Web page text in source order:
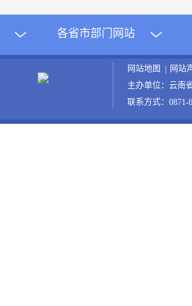
各省市部门网站
网站地图 | 网站
主办单位：云南
联系方式：0871-